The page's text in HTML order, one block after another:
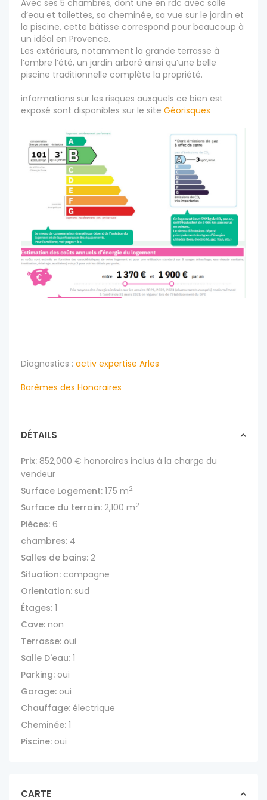
Avec ses 5 chambres, dont une en rdc avec salle
d’eau et toilettes, sa cheminée, sa vue sur le jardin et
la piscine, cette bâtisse correspond pour beaucoup à
un idéal en Provence.
Les extérieurs, notamment la grande terrasse à
l’ombre l’été, un jardin arboré ainsi qu’une belle
piscine traditionnelle complète la propriété.
informations sur les risques auxquels ce bien est
exposé sont disponibles sur le site Géorisques
Diagnostics : activ expertise Arles
Barèmes des Honoraires
DÉTAILS
Prix: 852,000 € honoraires inclus à la charge du
vendeur
Surface Logement: 175 m2
Surface du terrain: 2,100 m2
Pièces: 6
chambres: 4
Salles de bains: 2
Situation: campagne
Orientation: sud
Étages: 1
Cave: non
Terrasse: oui
Salle D'eau: 1
Parking: oui
Garage: oui
Chauffage: électrique
Cheminée: 1
Piscine: oui
CARTE